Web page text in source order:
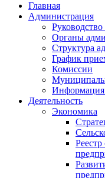
Главная
Администрация
Органы
Структура
График
Комиссии
Информация
Деятельность
Экономика